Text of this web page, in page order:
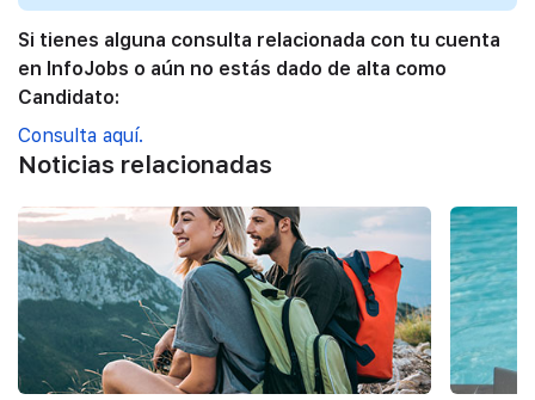
Si tienes alguna consulta relacionada con tu cuenta
en InfoJobs o aún no estás dado de alta como
Candidato:
Consulta aquí.
Noticias relacionadas